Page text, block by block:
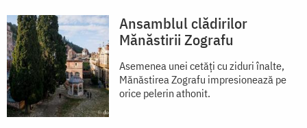
Ansamblul clădirilor
Mănăstirii Zografu
Asemenea unei cetăţi cu ziduri înalte,
Mănăstirea Zografu impresionează pe
orice pelerin athonit.